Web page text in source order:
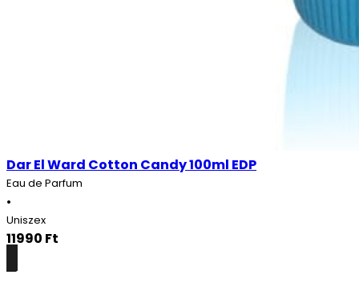
Dar El Ward Cotton Candy 100ml EDP
Eau de Parfum
•
Uniszex
11990 Ft
Részletek